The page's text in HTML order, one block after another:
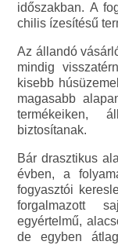
időszakban. A
chilis ízesítésű
Az állandó
mindig
kisebb
magasabb
termékeiken,
biztosítanak.
Bár drasztikus
évben, a
fogyasztói
forgalmazott
egyértelmű,
de egyben